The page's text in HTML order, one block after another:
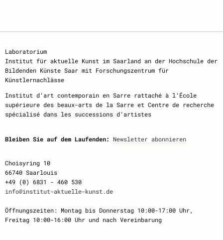
Laboratorium
Institut für aktuelle Kunst im Saarland an der Hochschule der
Bildenden Künste Saar mit Forschungszentrum für
Künstlernachlässe
Institut d‘art contemporain en Sarre rattaché à l‘École
supérieure des beaux-arts de la Sarre et Centre de recherche
spécialisé dans les successions d‘artistes
Bleiben Sie auf dem Laufenden: Newsletter abonnieren
Choisyring 10
66740 Saarlouis
+49 (0) 6831 - 460 530
info@institut-aktuelle-kunst.de
Öffnungszeiten: Montag bis Donnerstag 10:00-17:00 Uhr,
Freitag 10:00-16:00 Uhr und nach Vereinbarung